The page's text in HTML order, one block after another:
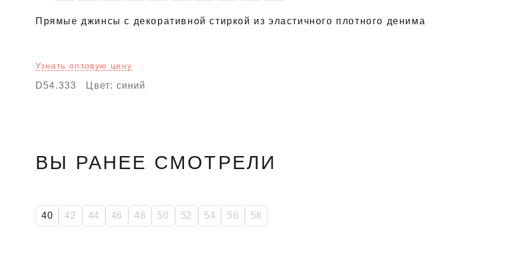
Прямые джинсы с декоративной стиркой из эластичного плотного денима
Узнать оптовую цену
D54.333 Цвет: синий
ВЫ РАНЕЕ СМОТРЕЛИ
40 42 44 46 48 50 52 54 56 58